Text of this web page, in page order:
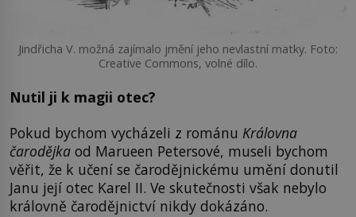
Jindřicha V. možná zajímalo jmění jeho nevlastní matky. Foto:
Creative Commons, volné dílo.
Nutil ji k magii otec?
Pokud bychom vycházeli z románu Královna
čarodějka od Marueen Petersové, museli bychom
věřit, že k učení se čarodějnickému umění donutil
Janu její otec Karel II. Ve skutečnosti však nebylo
královně čarodějnictví nikdy dokázáno.